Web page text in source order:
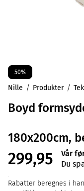
50%
Nille Produkter
Boyd
180x200cm,
299,95
Vår
Du
Rabatter beregnes i